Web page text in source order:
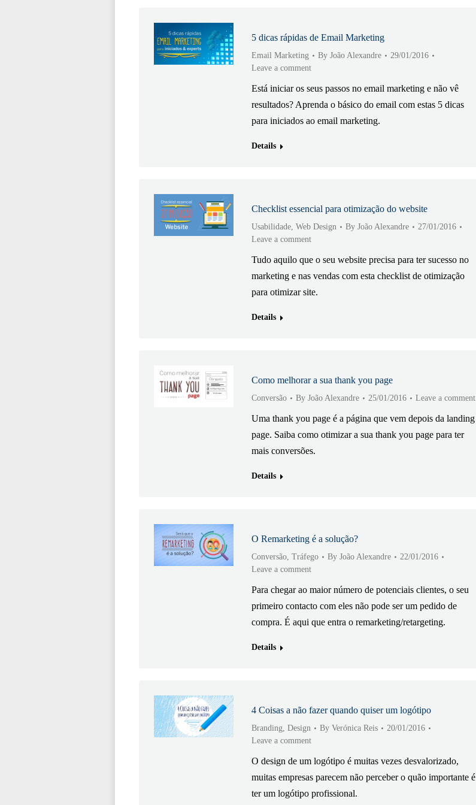
5 dicas rápidas de Email Marketing
Email Marketing ByJoão Alexandre
29/01/2016
Leave a comment
Está iniciar os seus passos no email marketing e não vê
resultados? Aprenda o básico do email com estas 5 dicas
para iniciados ao email marketing.
Details
Checklist essencial para otimização do website
Usabilidade,Web Design ByJoão Alexandre
27/01/2016
Leave a comment
Tudo aquilo que o seu website precisa para ter sucesso no
marketing e nas vendas com esta checklist de otimização
para otimizar site.
Details
Como melhorar a sua thank you page
Conversão ByJoão Alexandre 25/01/2016 Leave a comment
Uma thank you page é a página que vem depois da landing
page. Saiba como otimizar a sua thank you page para ter
mais conversões.
Details
O Remarketing é a solução?
Conversão,Tráfego ByJoão Alexandre
22/01/2016
Leave a comment
Para chegar ao maior número de potenciais clientes, o seu
primeiro contacto com eles não pode ser um pedido de
compra. É aqui que entra o remarketing/retargeting.
Details
4 Coisas a não fazer quando quiser um logótipo
Branding,Design ByVerónica Reis
20/01/2016
Leave a comment
O design de um logótipo é muitas vezes desvalorizado,
muitas empresas parecem não perceber o quão importante é
ter um logótipo profissional.